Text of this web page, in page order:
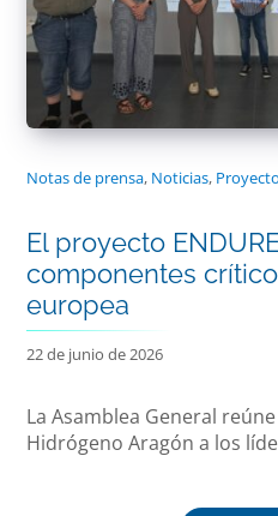
Notas de prensa, Noticias,
El proyecto
componentes
europea
22 de junio de 2026
La Asamblea General
Hidrógeno Aragón a los